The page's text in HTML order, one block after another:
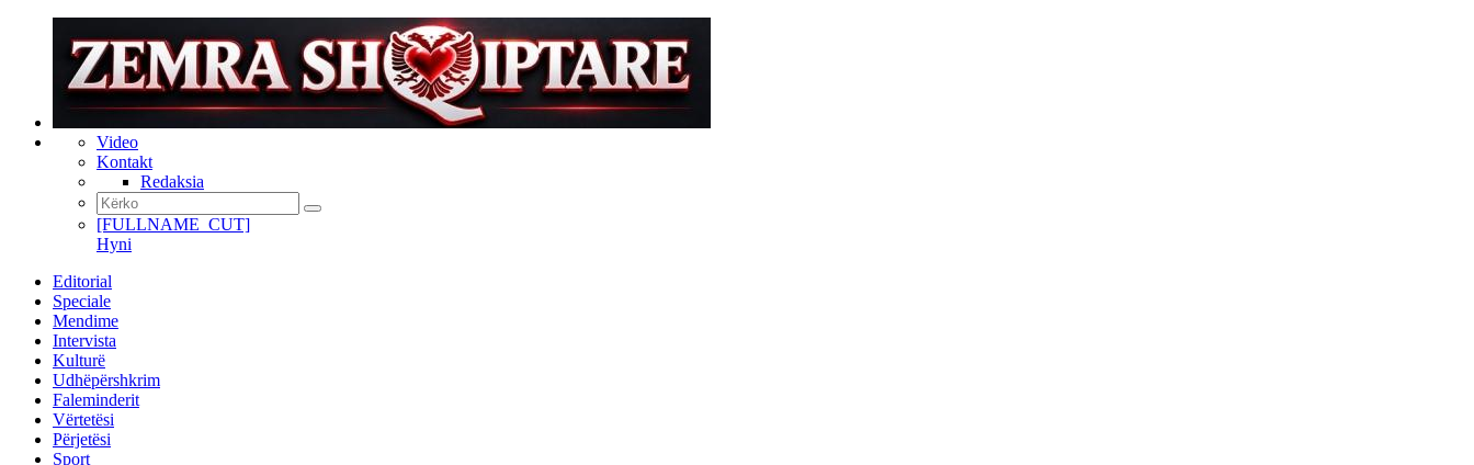
Video
Kontakt
Redaksia
[FULLNAME_CUT]
Hyni
Editorial
Speciale
Mendime
Intervista
Kulturë
Udhëpërshkrim
Faleminderit
Vërtetësi
Përjetësi
Sport